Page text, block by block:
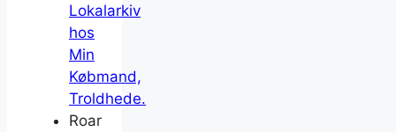
Lokalarkiv
hos
Min
Købmand,
Troldhede.
Roar